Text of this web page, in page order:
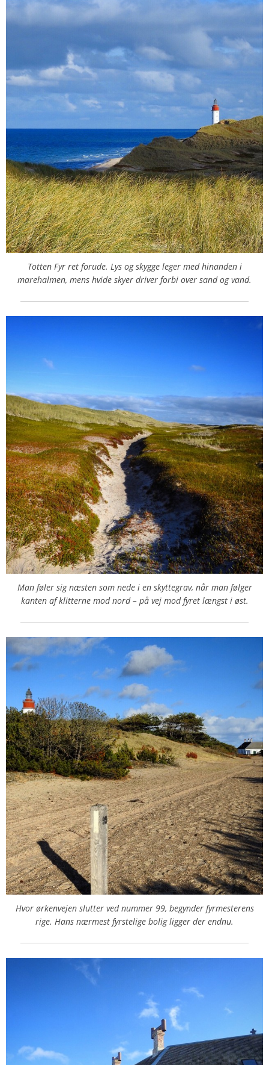
Totten Fyr ret forude. Lys og skygge leger med hinanden i
marehalmen, mens hvide skyer driver forbi over sand og vand.
Man føler sig næsten som nede i en skyttegrav, når man følger
kanten af klitterne mod nord – på vej mod fyret længst i øst.
Hvor ørkenvejen slutter ved nummer 99, begynder fyrmesterens
rige. Hans nærmest fyrstelige bolig ligger der endnu.